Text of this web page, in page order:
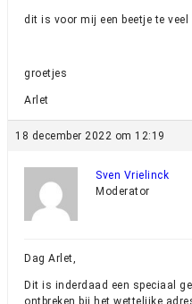
dit is voor mij een beetje te
groetjes
Arlet
18 december 2022 om 12:19
Sven Vrielinck
Moderator
Dag Arlet,
Dit is inderdaad een speciaal
ontbreken bij het wettelijke